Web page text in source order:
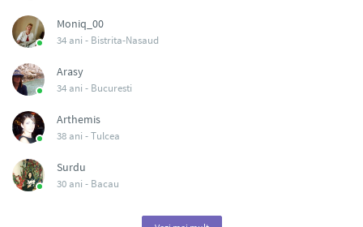
Moniq_00
34 ani - Bistrita-Nasaud
Arasy
34 ani - Bucuresti
Arthemis
38 ani -Tulcea
Surdu
30 ani - Bacau